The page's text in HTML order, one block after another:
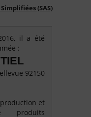
(SAS)
il a été
:
92150
et
produits